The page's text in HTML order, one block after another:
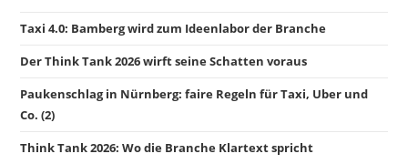
Taxi 4.0: Bamberg wird zum Ideenlabor der Branche
Der Think Tank 2026 wirft seine Schatten voraus
Paukenschlag in Nürnberg: faire Regeln für Taxi, Uber und
Co. (2)
Think Tank 2026: Wo die Branche Klartext spricht